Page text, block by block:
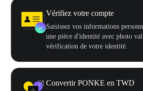
Vérifiez votre compte
Saisissez vos informations
une pièce d'identité avec photo
vérification de votre identité.
Convertir PONKE en TWD